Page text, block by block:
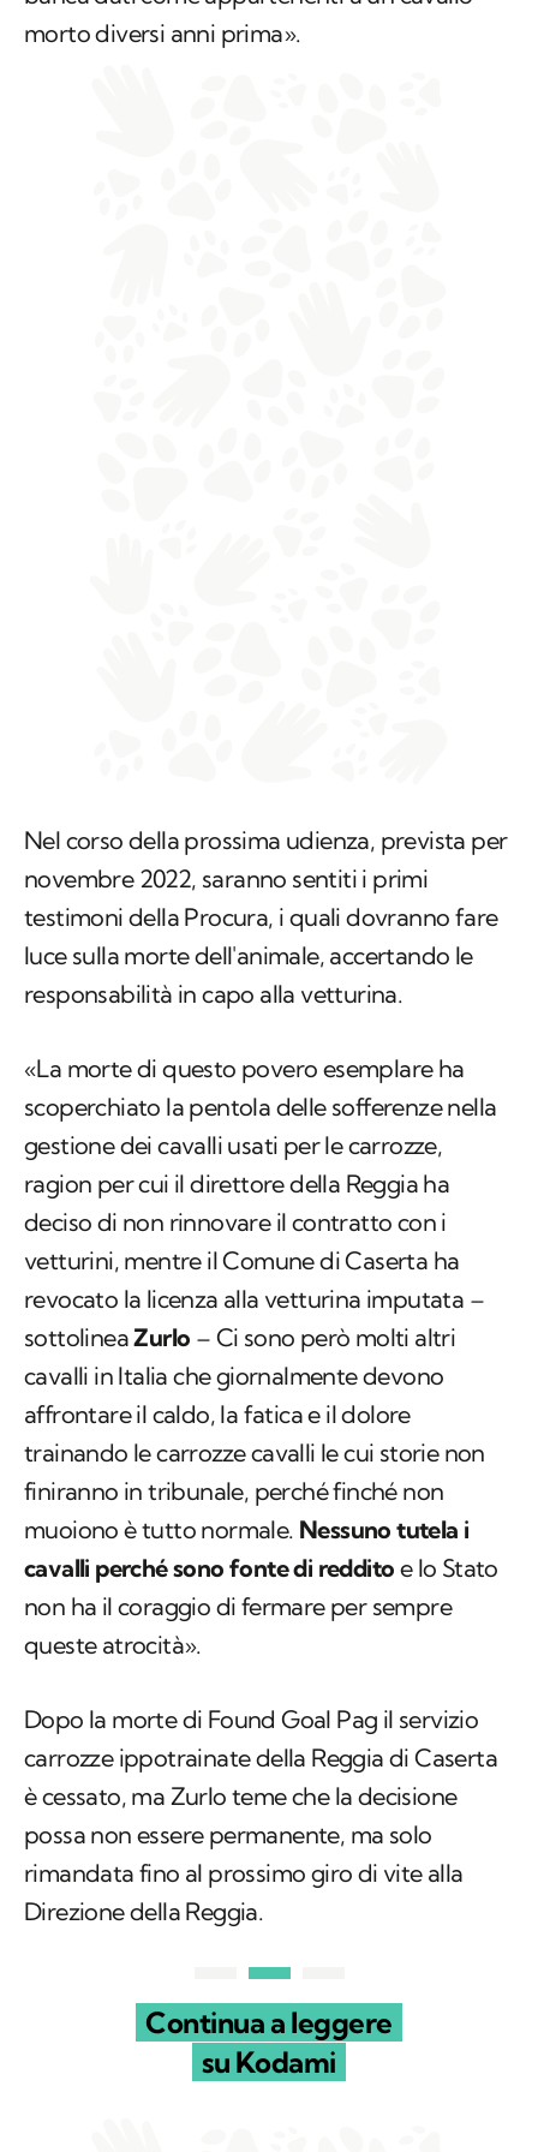
morto diversi anni prima».
Nel corso della prossima udienza, prevista per
novembre 2022, saranno sentiti i primi
testimoni della Procura, i quali dovranno fare
luce sulla morte dell'animale, accertando le
responsabilità in capo alla vetturina.
«La morte di questo povero esemplare ha
scoperchiato la pentola delle sofferenze nella
gestione dei cavalli usati per le carrozze,
ragion per cui il direttore della Reggia ha
deciso di non rinnovare il contratto con i
vetturini, mentre il Comune di Caserta ha
revocato la licenza alla vetturina imputata –
sottolineaZurlo – Ci sono però molti altri
cavalli in Italia che giornalmente devono
affrontare il caldo, la fatica e il dolore
trainando le carrozze cavalli le cui storie non
finiranno in tribunale, perché finché non
muoiono è tutto normale. Nessuno tutela i
cavalli perché sono fonte di reddito e lo Stato
non ha il coraggio di fermare per sempre
queste atrocità».
Dopo la morte di Found Goal Pag il servizio
carrozze ippotrainate della Reggia di Caserta
è cessato, ma Zurlo teme che la decisione
possa non essere permanente, ma solo
rimandata fino al prossimo giro di vite alla
Direzione della Reggia.
Continua a leggere
su Kodami